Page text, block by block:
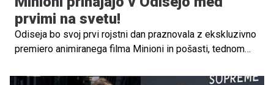
prvimi na svetu!
Odiseja bo svoj prvi rojstni dan praznovala z ekskluzivno
premiero animiranega filma Minioni in pošasti, tednom
nagradami, presenečenji in dogajanjem za vse generacije.